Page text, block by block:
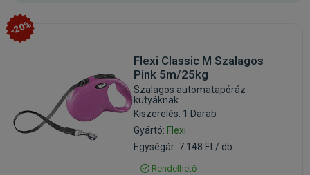
-20%
Flexi Classic M Szalagos
Pink 5m/25kg
Szalagos automatapóráz
kutyáknak
Kiszerelés: 1 Darab
Gyártó: Flexi
Egységár: 7 148 Ft / db
Rendelhető